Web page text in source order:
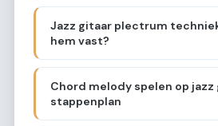
Jazz gitaar plectrum
hem vast?
Chord melody spelen op jazz
stappenplan